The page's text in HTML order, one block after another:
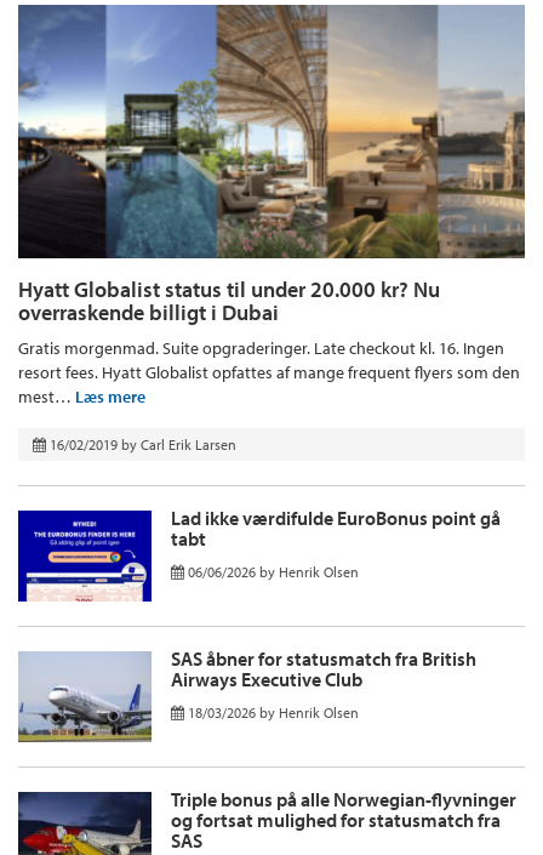
Hyatt Globalist status til under 20.000 kr? Nu
overraskende billigt i Dubai
Gratis morgenmad. Suite opgraderinger. Late checkout kl. 16. Ingen
resort fees. Hyatt Globalist opfattes af mange frequent flyers som den
mest… Læs mere
16/02/2019 by Carl Erik Larsen
Lad ikke værdifulde EuroBonus point gå
tabt
06/06/2026 by Henrik Olsen
SAS åbner for statusmatch fra British
Airways Executive Club
18/03/2026 by Henrik Olsen
Triple bonus på alle Norwegian-flyvninger
og fortsat mulighed for statusmatch fra
SAS